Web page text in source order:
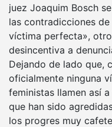
juez Joaquim Bosch
las contradicciones
víctima perfecta», otro
desincentiva a
Dejando de lado que,
oficialmente ninguna
feministas llamen así
que han sido
los progres muy